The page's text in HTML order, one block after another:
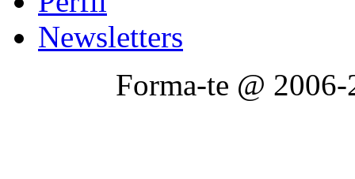
Newsletters
Forma-te @